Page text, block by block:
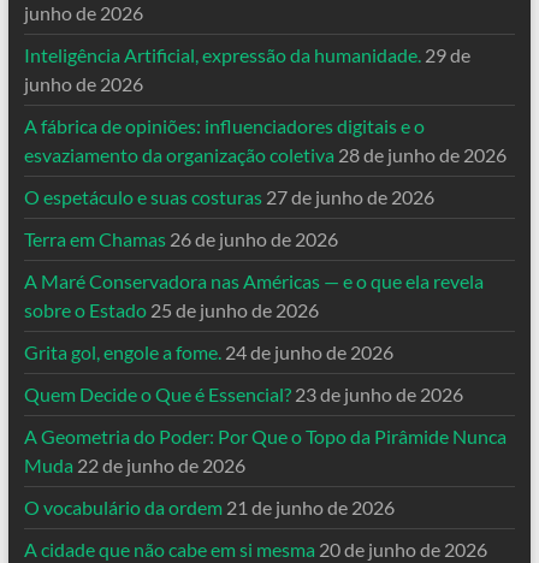
junho de 2026
Inteligência Artificial, expressão da humanidade. 29 de
junho de 2026
A fábrica de opiniões: influenciadores digitais e o
esvaziamento da organização coletiva 28 de junho de 2026
O espetáculo e suas costuras 27 de junho de 2026
Terra em Chamas 26 de junho de 2026
A Maré Conservadora nas Américas — e o que ela revela
sobre o Estado 25 de junho de 2026
Grita gol, engole a fome. 24 de junho de 2026
Quem Decide o Que é Essencial? 23 de junho de 2026
A Geometria do Poder: Por Que o Topo da Pirâmide Nunca
Muda 22 de junho de 2026
O vocabulário da ordem 21 de junho de 2026
A cidade que não cabe em si mesma 20 de junho de 2026